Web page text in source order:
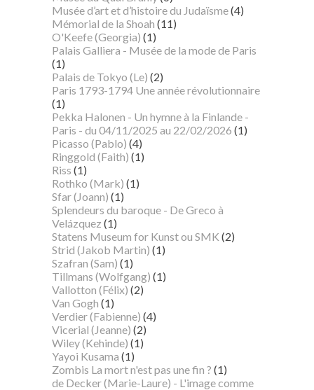
Musée d’art et d’histoire du Judaïsme(4)
Mémorial de la Shoah (11)
O'Keefe (Georgia) (1)
Palais Galliera - Musée de la mode de Paris
(1)
Palais de Tokyo (Le) (2)
Paris 1793-1794 Une année révolutionnaire
(1)
Pekka Halonen - Un hymne à la Finlande -
Paris - du 04/11/2025 au 22/02/2026 (1)
Picasso (Pablo) (4)
Ringgold (Faith) (1)
Riss (1)
Rothko (Mark) (1)
Sfar (Joann) (1)
Splendeurs du baroque - De Greco à
Velázquez (1)
Statens Museum for Kunst ou SMK (2)
Strid (Jakob Martin) (1)
Szafran (Sam) (1)
Tillmans (Wolfgang) (1)
Vallotton (Félix) (2)
Van Gogh (1)
Verdier (Fabienne) (4)
Vicerial (Jeanne) (2)
Wiley (Kehinde) (1)
Yayoi Kusama (1)
Zombis La mort n'est pas une fin ? (1)
de Decker (Marie-Laure) - L'image comme